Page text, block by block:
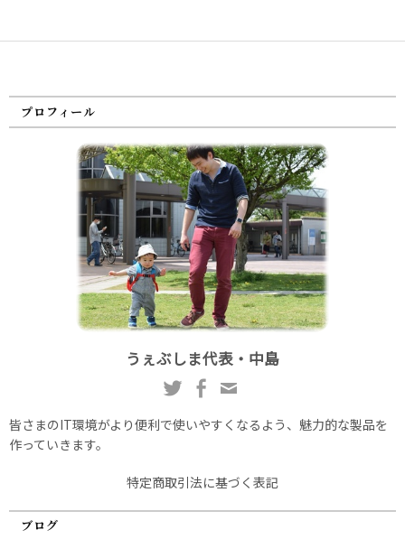
プロフィール
うぇぶしま代表・中島
皆さまのIT環境がより便利で使いやすくなるよう、魅力的な製品を
作っていきます。
特定商取引法に基づく表記
ブログ